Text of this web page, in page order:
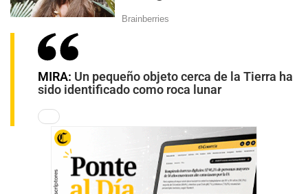
MIRA: Un pequeño objeto cerca de la Tierra ha
sido identificado como roca lunar